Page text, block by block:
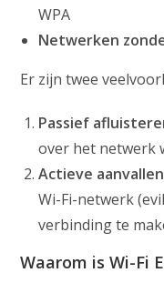
WPA
Netwerken
Er zijn twee
Passief
over het netwerk
Actieve aanvallen
Wi-Fi-netwerk
verbinding te
Waarom is Wi-Fi